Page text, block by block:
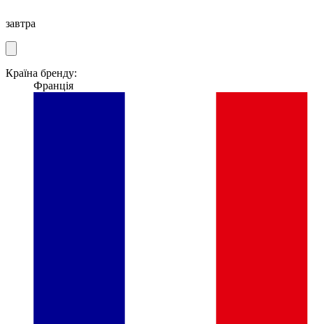
завтра
Країна бренду:
Франція